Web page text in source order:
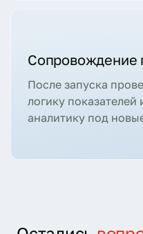
Сопровождение
После запуска
логику
аналитику под